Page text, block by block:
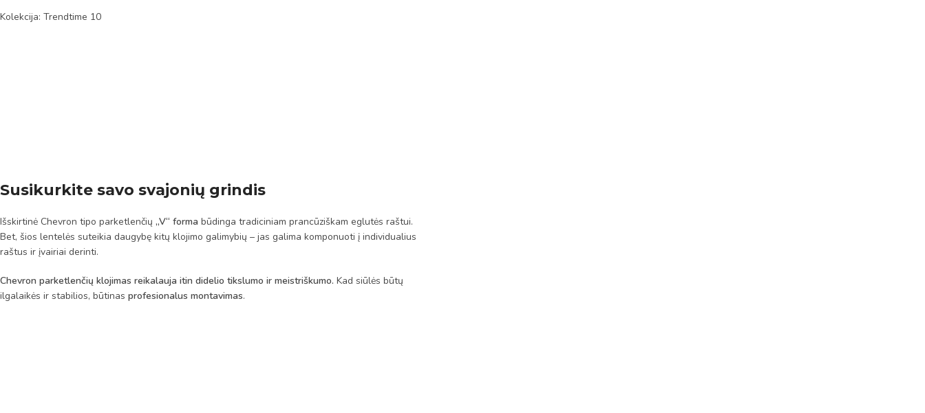
Kolekcija: Trendtime 10
Susikurkite savo svajonių grindis
Išskirtinė Chevron tipo parketlenčių „V“ forma būdinga tradiciniam prancūziškam eglutės raštui.
Bet, šios lentelės suteikia daugybę kitų klojimo galimybių – jas galima komponuoti į individualius
raštus ir įvairiai derinti.
Chevron parketlenčių klojimas reikalauja itin didelio tikslumo ir meistriškumo. Kad siūlės būtų
ilgalaikės ir stabilios, būtinas profesionalus montavimas.